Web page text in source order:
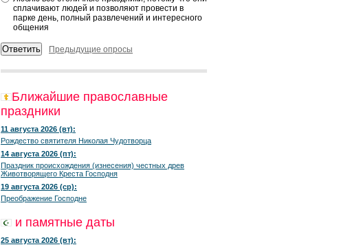
сплачивают людей и позволяют провести в
парке день, полный развлечений и интересного
общения
Предыдущие опросы
Ближайшие православные
праздники
11 августа 2026 (вт):
Рождество святителя Николая Чудотворца
14 августа 2026 (пт):
Праздник происхождения (изнесения) честных древ
Животворящего Креста Господня
19 августа 2026 (ср):
Преображение Господне
и памятные даты
25 августа 2026 (вт):